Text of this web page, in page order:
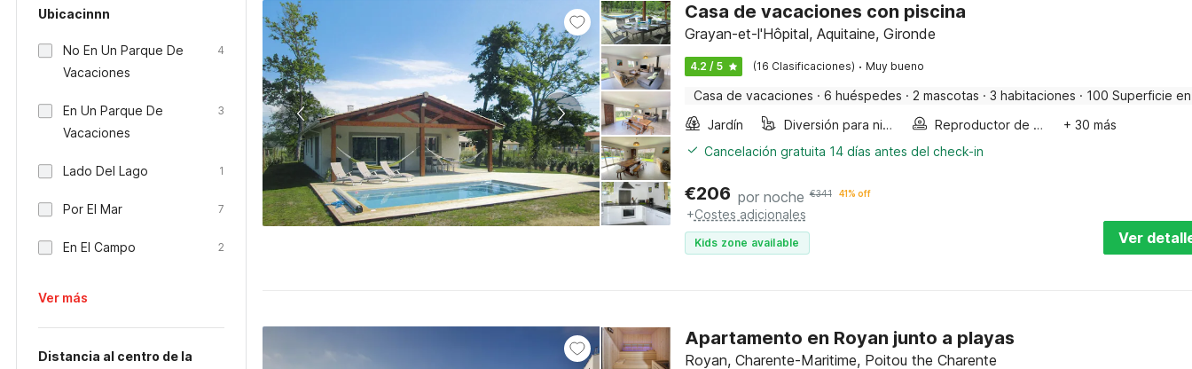
Ubicacinnn
No En Un Parque De
Vacaciones
4
En Un Parque De
Vacaciones
3
Lado Del Lago 1
Por El Mar 7
En El Campo 2
Ver más
Distancia al centro de la
Casa de vacaciones con piscina
Grayan-et-l'Hôpital, Aquitaine, Gironde
4.2 / 5 (16 Clasificaciones) · Muy bueno
Casa de vacaciones · 6 huéspedes · 2 mascotas · 3 habitaciones · 100 Superficie en
Jardín
Diversión para niños Reproductor de dvd
+ 30 más
Cancelación gratuita 14 días antes del check-in
€206 por noche €341 41% off
+Costes adicionales
Kids zone available Ver
Apartamento en Royan junto a playas
Royan, Charente-Maritime, Poitou the Charente